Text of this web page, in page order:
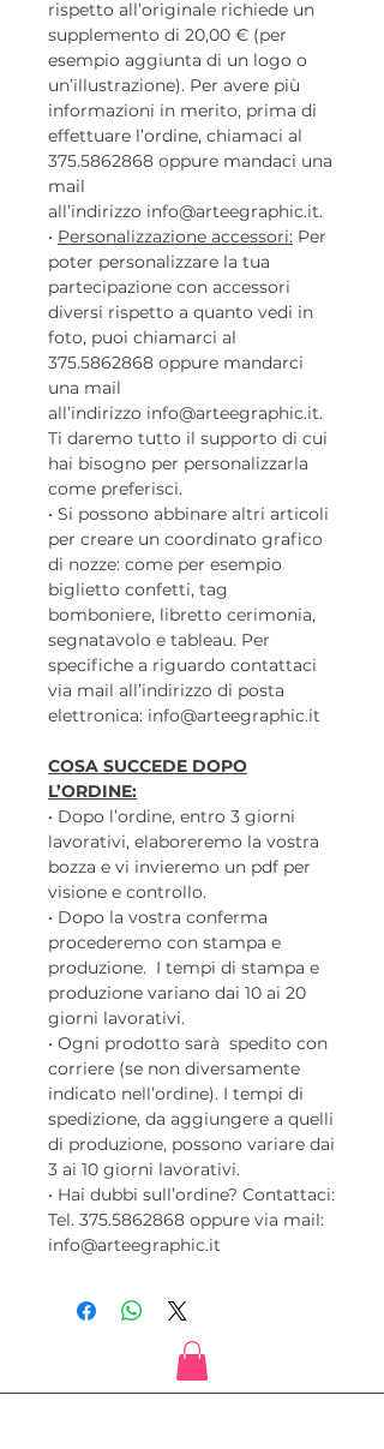
rispetto all’originale richiede un
supplemento di 20,00 € (per
esempio aggiunta di un logo o
un’illustrazione). Per avere più
informazioni in merito, prima di
effettuare l’ordine, chiamaci al
375.5862868 oppure mandaci una
mail
all’indirizzo info@arteegraphic.it.
• Personalizzazione accessori: Per
poter personalizzare la tua
partecipazione con accessori
diversi rispetto a quanto vedi in
foto, puoi chiamarci al
375.5862868 oppure mandarci
una mail
all’indirizzo info@arteegraphic.it.
Ti daremo tutto il supporto di cui
hai bisogno per personalizzarla
come preferisci.
• Si possono abbinare altri articoli
per creare un coordinato grafico
di nozze: come per esempio
biglietto confetti, tag
bomboniere, libretto cerimonia,
segnatavolo e tableau. Per
specifiche a riguardo contattaci
via mail all’indirizzo di posta
elettronica: info@arteegraphic.it
COSA SUCCEDE DOPO
L’ORDINE:
• Dopo l’ordine, entro 3 giorni
lavorativi, elaboreremo la vostra
bozza e vi invieremo un pdf per
visione e controllo.
• Dopo la vostra conferma
procederemo con stampa e
produzione. I tempi di stampa e
produzione variano dai 10 ai 20
giorni lavorativi.
• Ogni prodotto sarà spedito con
corriere (se non diversamente
indicato nell’ordine). I tempi di
spedizione, da aggiungere a quelli
di produzione, possono variare dai
3 ai 10 giorni lavorativi.
• Hai dubbi sull’ordine? Contattaci:
Tel. 375.5862868 oppure via mail:
info@arteegraphic.it